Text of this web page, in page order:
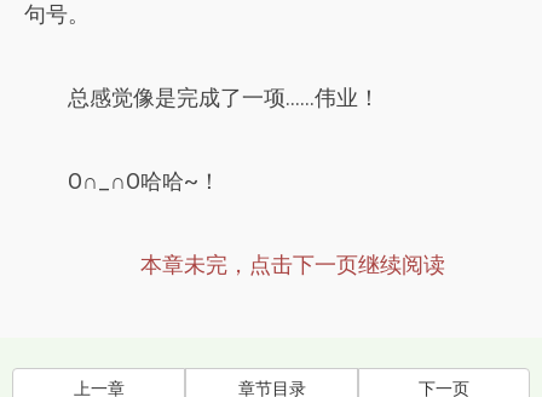
句号。
总感觉像是完成了一项......伟业！
O∩_∩O哈哈~！
本章未完，点击下一页继续阅读
上一章 章节目录 下一页